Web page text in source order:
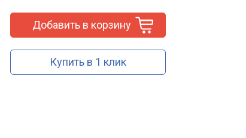
Добавить в корзину
Купить в 1 клик